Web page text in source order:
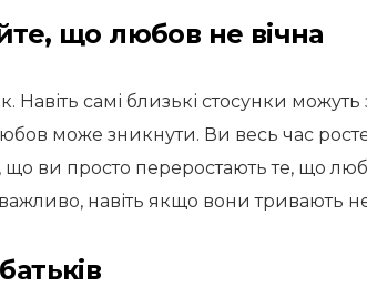
що любов не вічна
Навіть самі близькі стосунки
може зникнути. Ви весь час
що ви просто переростають те, що
навіть якщо вони тривають